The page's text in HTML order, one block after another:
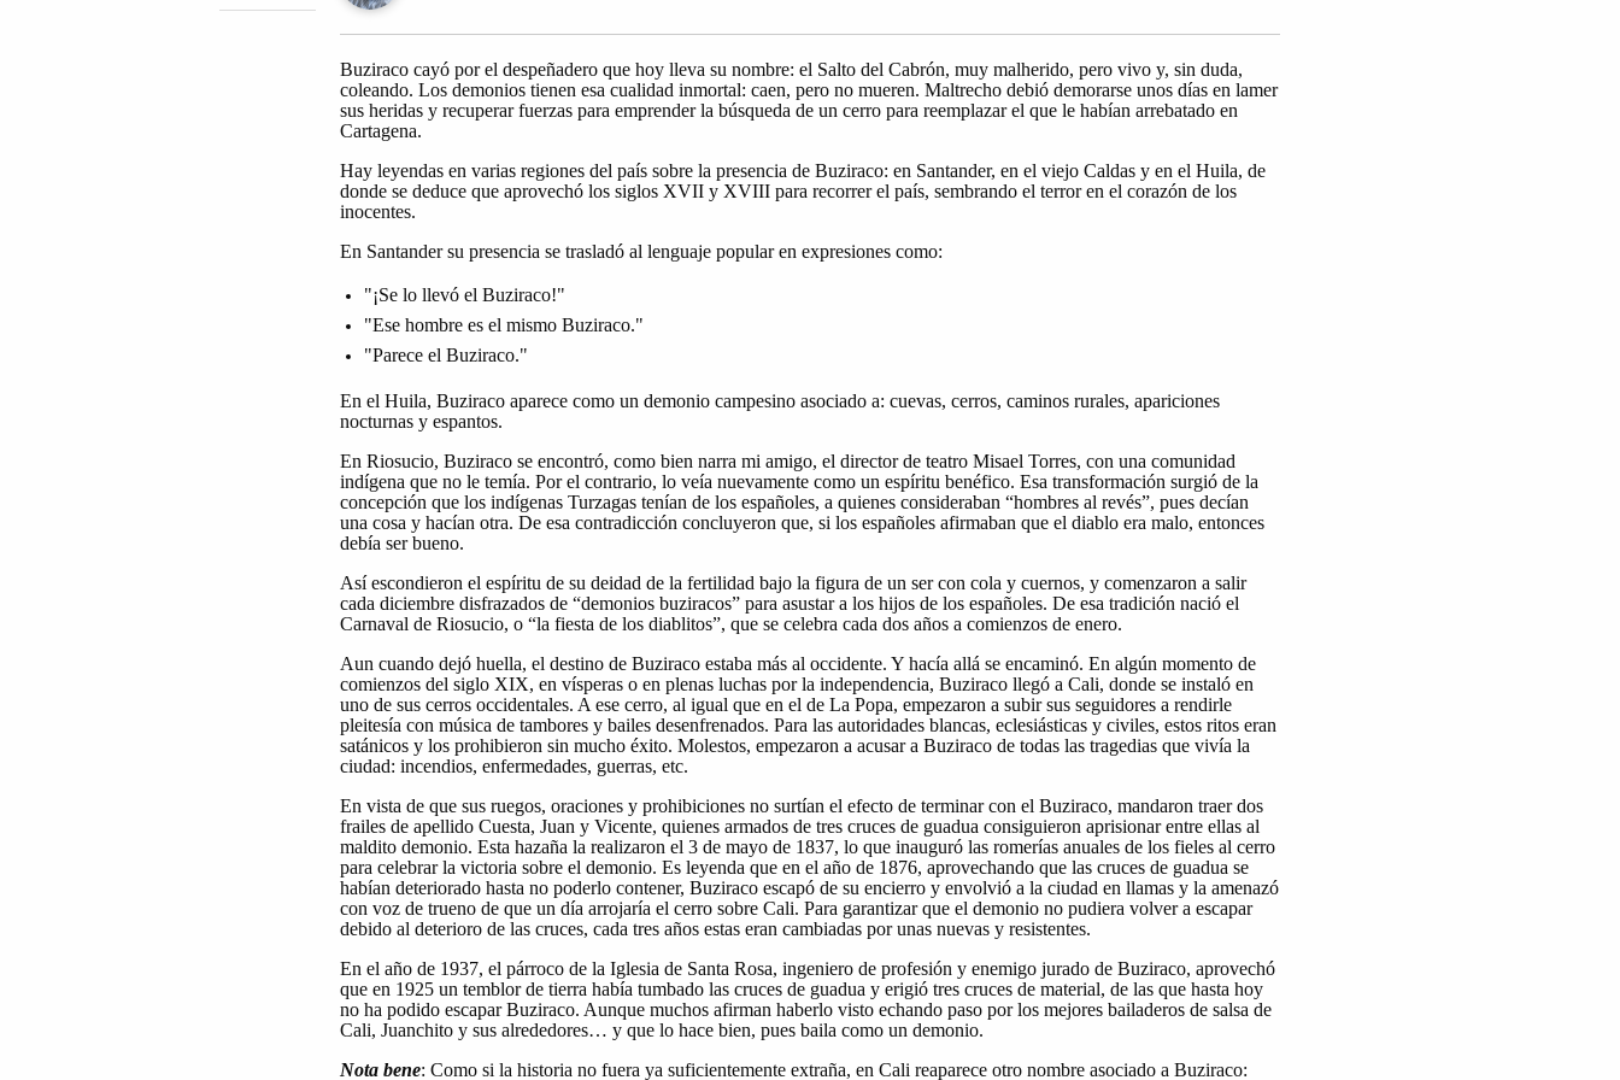
Buziraco cayó por el despeñadero que hoy lleva su nombre: el Salto del Cabrón, muy malherido, pero vivo y, sin duda,
coleando. Los demonios tienen esa cualidad inmortal: caen, pero no mueren. Maltrecho debió demorarse unos días en lamer
sus heridas y recuperar fuerzas para emprender la búsqueda de un cerro para reemplazar el que le habían arrebatado en
Cartagena.
Hay leyendas en varias regiones del país sobre la presencia de Buziraco: en Santander, en el viejo Caldas y en el Huila, de
donde se deduce que aprovechó los siglos XVII y XVIII para recorrer el país, sembrando el terror en el corazón de los
inocentes.
En Santander su presencia se trasladó al lenguaje popular en expresiones como:
"¡Se lo llevó el Buziraco!"
"Ese hombre es el mismo Buziraco."
"Parece el Buziraco."
En el Huila, Buziraco aparece como un demonio campesino asociado a: cuevas, cerros, caminos rurales, apariciones
nocturnas y espantos.
En Riosucio, Buziraco se encontró, como bien narra mi amigo, el director de teatro Misael Torres, con una comunidad
indígena que no le temía. Por el contrario, lo veía nuevamente como un espíritu benéfico. Esa transformación surgió de la
concepción que los indígenas Turzagas tenían de los españoles, a quienes consideraban “hombres al revés”, pues decían
una cosa y hacían otra. De esa contradicción concluyeron que, si los españoles afirmaban que el diablo era malo, entonces
debía ser bueno.
Así escondieron el espíritu de su deidad de la fertilidad bajo la figura de un ser con cola y cuernos, y comenzaron a salir
cada diciembre disfrazados de “demonios buziracos” para asustar a los hijos de los españoles. De esa tradición nació el
Carnaval de Riosucio, o “la fiesta de los diablitos”, que se celebra cada dos años a comienzos de enero.
Aun cuando dejó huella, el destino de Buziraco estaba más al occidente. Y hacía allá se encaminó. En algún momento de
comienzos del siglo XIX, en vísperas o en plenas luchas por la independencia, Buziraco llegó a Cali, donde se instaló en
uno de sus cerros occidentales. A ese cerro, al igual que en el de La Popa, empezaron a subir sus seguidores a rendirle
pleitesía con música de tambores y bailes desenfrenados. Para las autoridades blancas, eclesiásticas y civiles, estos ritos eran
satánicos y los prohibieron sin mucho éxito. Molestos, empezaron a acusar a Buziraco de todas las tragedias que vivía la
ciudad: incendios, enfermedades, guerras, etc.
En vista de que sus ruegos, oraciones y prohibiciones no surtían el efecto de terminar con el Buziraco, mandaron traer dos
frailes de apellido Cuesta, Juan y Vicente, quienes armados de tres cruces de guadua consiguieron aprisionar entre ellas al
maldito demonio. Esta hazaña la realizaron el 3 de mayo de 1837, lo que inauguró las romerías anuales de los fieles al cerro
para celebrar la victoria sobre el demonio. Es leyenda que en el año de 1876, aprovechando que las cruces de guadua se
habían deteriorado hasta no poderlo contener, Buziraco escapó de su encierro y envolvió a la ciudad en llamas y la amenazó
con voz de trueno de que un día arrojaría el cerro sobre Cali. Para garantizar que el demonio no pudiera volver a escapar
debido al deterioro de las cruces, cada tres años estas eran cambiadas por unas nuevas y resistentes.
En el año de 1937, el párroco de la Iglesia de Santa Rosa, ingeniero de profesión y enemigo jurado de Buziraco, aprovechó
que en 1925 un temblor de tierra había tumbado las cruces de guadua y erigió tres cruces de material, de las que hasta hoy
no ha podido escapar Buziraco. Aunque muchos afirman haberlo visto echando paso por los mejores bailaderos de salsa de
Cali, Juanchito y sus alrededores… y que lo hace bien, pues baila como un demonio.
Nota bene: Como si la historia no fuera ya suficientemente extraña, en Cali reaparece otro nombre asociado a Buziraco: